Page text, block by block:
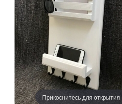
Прикоснитесь для открытия